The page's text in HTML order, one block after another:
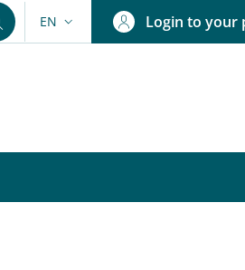
LANGUAGE SWITCHER: CURRENT
EN Login to your